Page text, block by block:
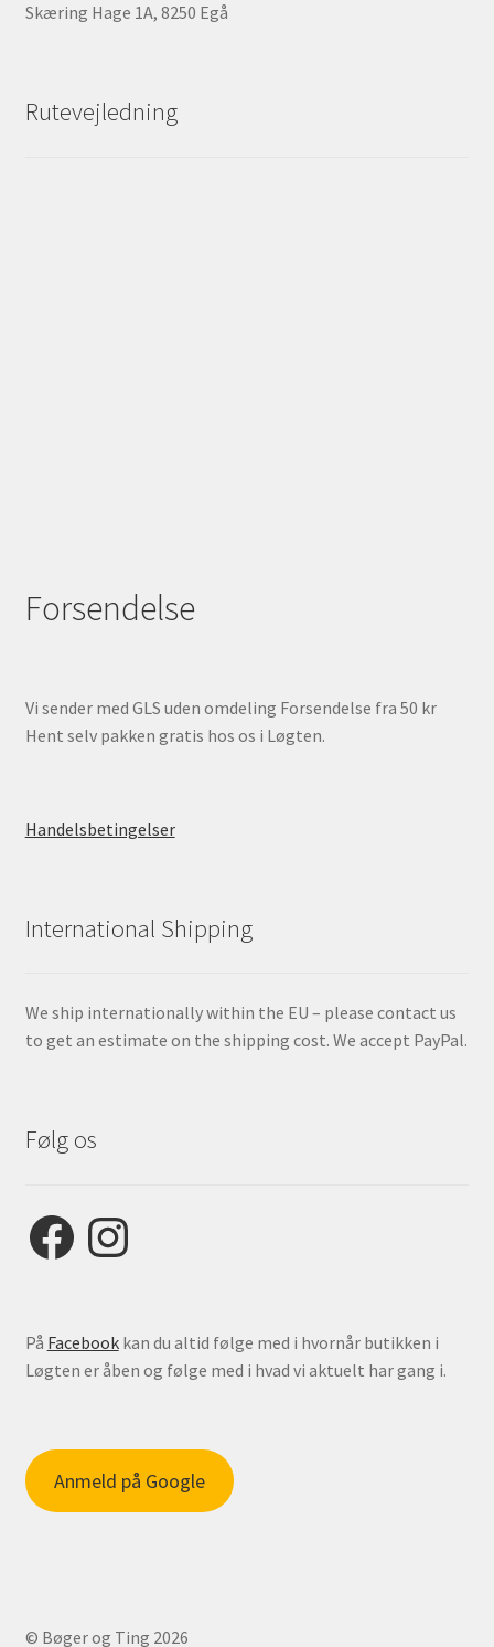
Skæring Hage 1A, 8250 Egå
Rutevejledning
Forsendelse
Vi sender med GLS uden omdeling Forsendelse fra 50 kr
Hent selv pakken gratis hos os i Løgten.
Handelsbetingelser
International Shipping
We ship internationally within the EU – please contact us
to get an estimate on the shipping cost. We accept PayPal.
Følg os
FacebookInstagram
På Facebookkan du altid følge med i hvornår butikken i
Løgten er åben og følge med i hvad vi aktuelt har gang i.
Anmeld på Google
© Bøger og Ting 2026